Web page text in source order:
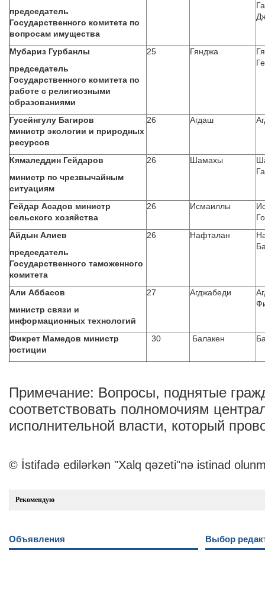
председатель
Государственного комитета по
вопросам имущества
Мубариз Гурбанлы
председатель
Государственного комитета по
работе с религиозными
образованиями
25 Гянджа
Гусейнгулу Багиров
министр экологии и природных
ресурсов
26 Агдаш
Кямаледдин Гейдаров
министр по чрезвычайным
ситуациям
26 Шамахы
Гейдар Асадов министр
сельского хозяйства
26 Исмаиллы
Айдын Алиев
председатель
Государственного таможенного
комитета
26 Нафталан
Али Аббасов
министр связи и
информационных технологий
27 Агджабеди
Фикрет Мамедов министр
юстиции
30 Балакен
Примечание: Вопросы, поднятые
соответствовать полномочиям
исполнительной власти, который
© İstifadə edilərkən "Xalq qəzeti"nə istinad
Рекомендую
Объявления Выбор